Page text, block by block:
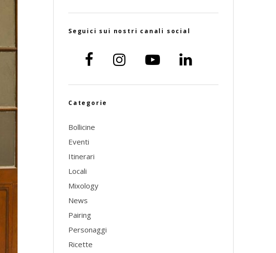
Seguici sui nostri canali social
Categorie
Bollicine
Eventi
Itinerari
Locali
Mixology
News
Pairing
Personaggi
Ricette